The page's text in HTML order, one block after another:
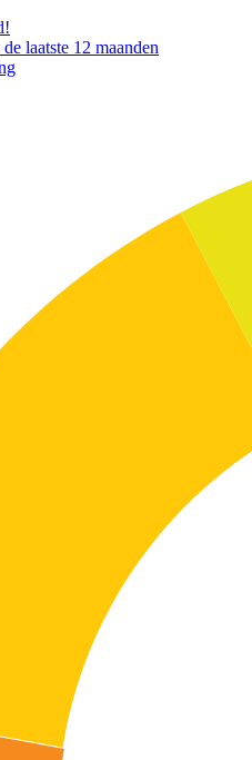
laatste 12 maanden